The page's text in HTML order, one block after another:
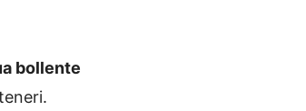
bollente